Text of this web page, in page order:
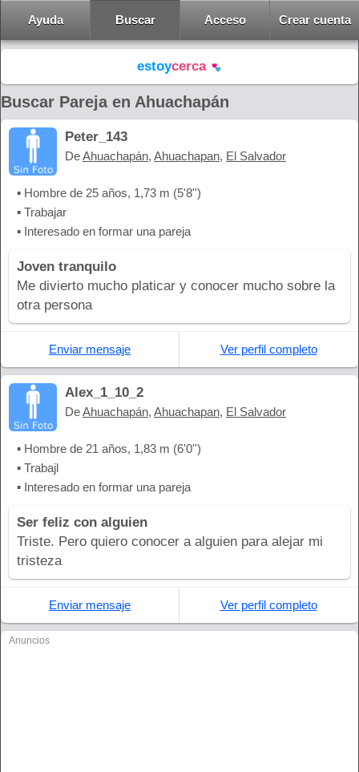
Ayuda Buscar Acceso Crear cuenta
estoycerca
Buscar Pareja en Ahuachapán
Peter_143
DeAhuachapán, Ahuachapan, El Salvador
▪ Hombre de 25 años, 1,73 m (5'8'')
▪ Trabajar
▪ Interesado en formar una pareja
Joven tranquilo
Me divierto mucho platicar y conocer mucho sobre la
otra persona
Enviar mensaje Ver perfil completo
Alex_1_10_2
DeAhuachapán, Ahuachapan, El Salvador
▪ Hombre de 21 años, 1,83 m (6'0'')
▪ Trabajl
▪ Interesado en formar una pareja
Ser feliz con alguien
Triste. Pero quiero conocer a alguien para alejar mi
tristeza
Enviar mensaje Ver perfil completo
Anuncios